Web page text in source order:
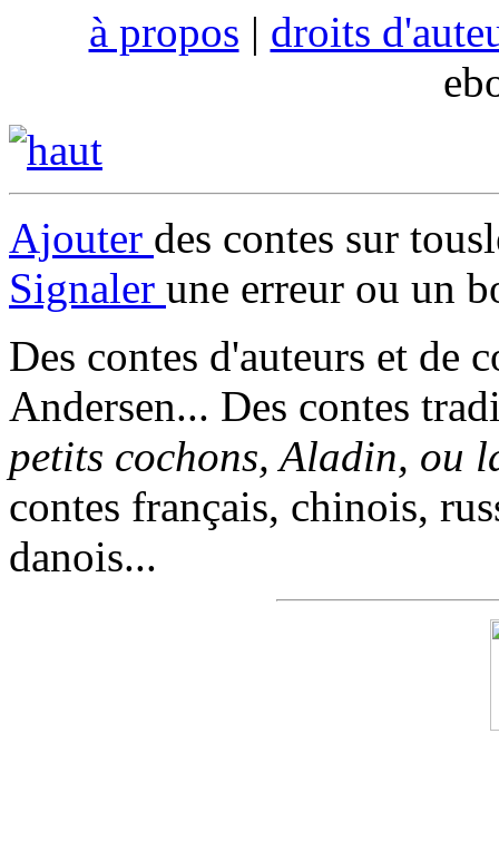
à propos | droits
Ajouter des contes sur
Signaler une erreur ou un
Des contes d'auteurs et de
Andersen... Des contes
petits cochons, Aladin, ou
contes français, chinois,
danois...